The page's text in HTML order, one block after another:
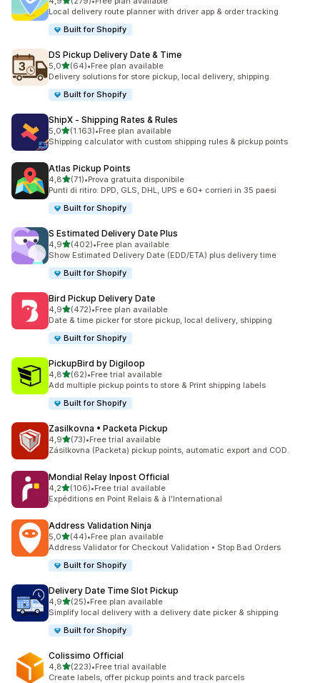
279 recensioni totali
Local delivery route planner with driver app & order tracking
Built for Shopify
DS Pickup Delivery Date & Time
5,0stelle su 5
(64)
64 recensioni totali
•Free plan available
Delivery solutions for store pickup, local delivery, shipping.
Built for Shopify
ShipX ‑ Shipping Rates & Rules
5,0stelle su 5
(1.163)
1163 recensioni totali
•Free plan available
Shipping calculator with custom shipping rules & pickup points
Atlas Pickup Points
4,8stelle su 5
(71)
71 recensioni totali
•Prova gratuita disponibile
Punti di ritiro: DPD, GLS, DHL, UPS e 60+ corrieri in 35 paesi
Built for Shopify
S Estimated Delivery Date Plus
4,9stelle su 5
(402)
402 recensioni totali
•Free plan available
Show Estimated Delivery Date (EDD/ETA) plus delivery time
Built for Shopify
Bird Pickup Delivery Date
4,9stelle su 5
(472)
472 recensioni totali
•Free plan available
Date & time picker for store pickup, local delivery, shipping
Built for Shopify
PickupBird by Digiloop
4,8stelle su 5
(62)
62 recensioni totali
•Free trial available
Add multiple pickup points to store & Print shipping labels
Built for Shopify
Zasilkovna • Packeta Pickup
4,9stelle su 5
(73)
73 recensioni totali
•Free trial available
Zásilkovna (Packeta) pickup points, automatic export and COD.
Mondial Relay Inpost Official
4,2stelle su 5
(106)
106 recensioni totali
•Free trial available
Expéditions en Point Relais & à l'International
Address Validation Ninja
5,0stelle su 5
(44)
44 recensioni totali
•Free plan available
Address Validator for Checkout Validation • Stop Bad Orders
Built for Shopify
Delivery Date Time Slot Pickup
4,9stelle su 5
(25)
25 recensioni totali
•Free plan available
Simplify local delivery with a delivery date picker & shipping
Built for Shopify
Colissimo Official
4,8stelle su 5
(223)
223 recensioni totali
•Free trial available
Create labels, offer pickup points and track parcels